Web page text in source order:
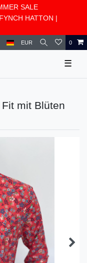
SALE
FYNCH HATTON |
EUR 0
☰
mit Blüten